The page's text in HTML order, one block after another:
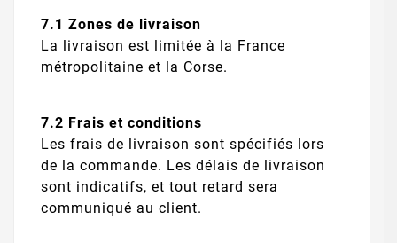
7.1 Zones de livraison
La livraison est limitée à la France
métropolitaine et la Corse.
7.2 Frais et conditions
Les frais de livraison sont spécifiés lors
de la commande. Les délais de livraison
sont indicatifs, et tout retard sera
communiqué au client.